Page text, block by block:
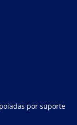
por suporte